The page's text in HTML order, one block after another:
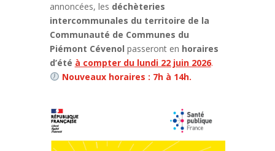
annoncées, les déchèteries
intercommunales du territoire de la
Communauté de Communes du
Piémont Cévenol passeront en horaires
d’été à compter du lundi 22 juin 2026.
Nouveaux horaires : 7h à 14h.